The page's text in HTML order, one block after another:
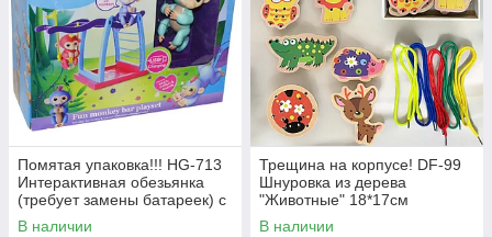
Помятая упаковка!!! HG-713
Интерактивная обезьянка
(требует замены батареек) с
площадкой для игры 24*31
В наличии
Трещина на корпусе! DF-99
Шнуровка из дерева
"Животные" 18*17см
В наличии